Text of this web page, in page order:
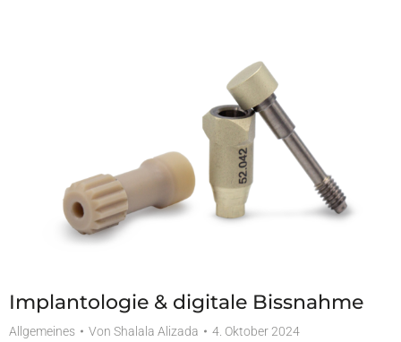
Implantologie & digitale Bissnahme
Allgemeines Von Shalala Alizada 4. Oktober 2024